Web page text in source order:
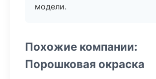
модели.
Похожие компании:
Порошковая окраска